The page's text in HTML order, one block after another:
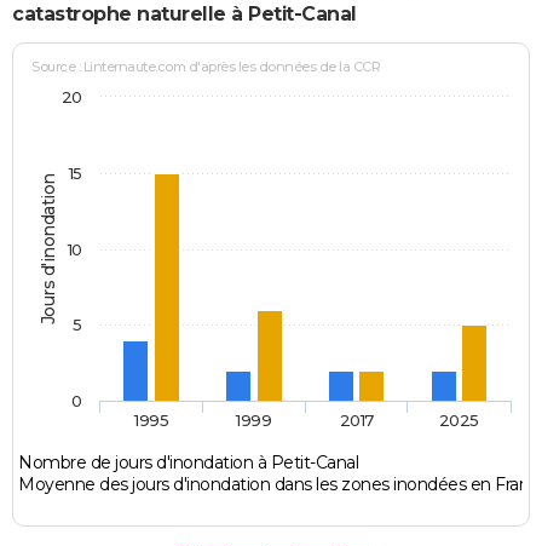
catastrophe naturelle à Petit-Canal
Jours d'inondation
Source : Linternaute.com d'après les données de la CCR
Nombre de jours d'inondation à Petit-Canal
Moyenne des jours d'inondation dans les zones inondées en
1995 1999 2017 2025
0
5
10
15
20